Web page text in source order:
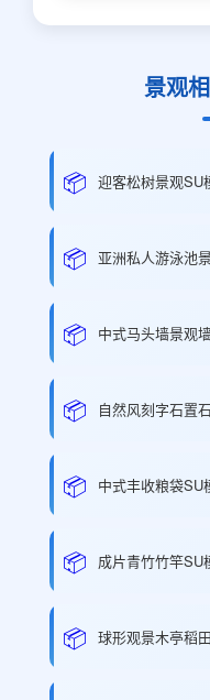
景观
📦 迎客松树景观SU
📦 亚洲私人游泳池
📦 中式马头墙景观
📦 自然风刻字石置
📦 中式丰收粮袋SU
📦 成片青竹竹竿SU
📦 球形观景木亭稻